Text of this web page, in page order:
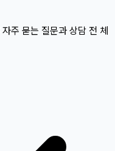
자주 묻는 질문과 상담 전 체